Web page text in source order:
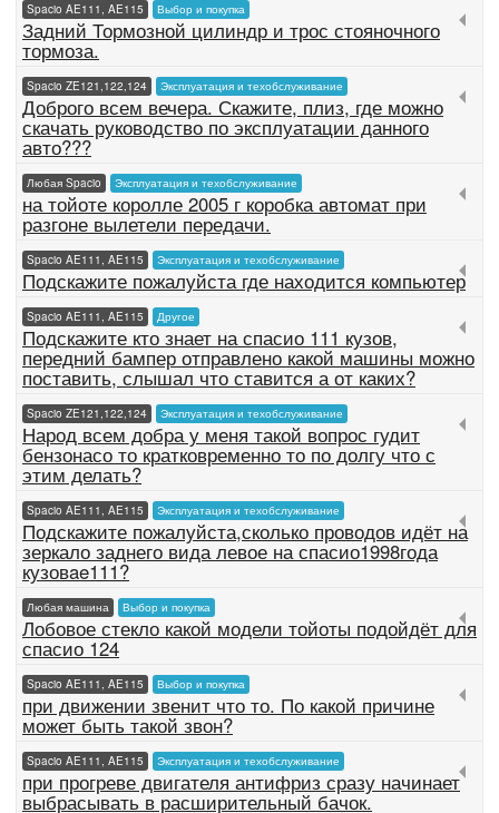
Spacio AE111, AE115 Выбор и покупка
Задний Тормозной цилиндр и трос стояночного
тормоза.
Spacio ZE121,122,124 Эксплуатация и техобслуживание
Доброго всем вечера. Скажите, плиз, где можно
скачать руководство по эксплуатации данного
авто???
Любая Spacio Эксплуатация и техобслуживание
на тойоте королле 2005 г коробка автомат при
разгоне вылетели передачи.
Spacio AE111, AE115 Эксплуатация и техобслуживание
Подскажите пожалуйста где находится компьютер
Spacio AE111, AE115 Другое
Подскажите кто знает на спасио 111 кузов,
передний бампер отправлено какой машины можно
поставить, слышал что ставится а от каких?
Spacio ZE121,122,124 Эксплуатация и техобслуживание
Народ всем добра у меня такой вопрос гудит
бензонасо то кратковременно то по долгу что с
этим делать?
Spacio AE111, AE115 Эксплуатация и техобслуживание
Подскажите пожалуйста,сколько проводов идёт на
зеркало заднего вида левое на спасио1998года
кузовae111?
Любая машина Выбор и покупка
Лобовое стекло какой модели тойоты подойдёт для
спасио 124
Spacio AE111, AE115 Выбор и покупка
при движении звенит что то. По какой причине
может быть такой звон?
Spacio AE111, AE115 Эксплуатация и техобслуживание
при прогреве двигателя антифриз сразу начинает
выбрасывать в расширительный бачок.